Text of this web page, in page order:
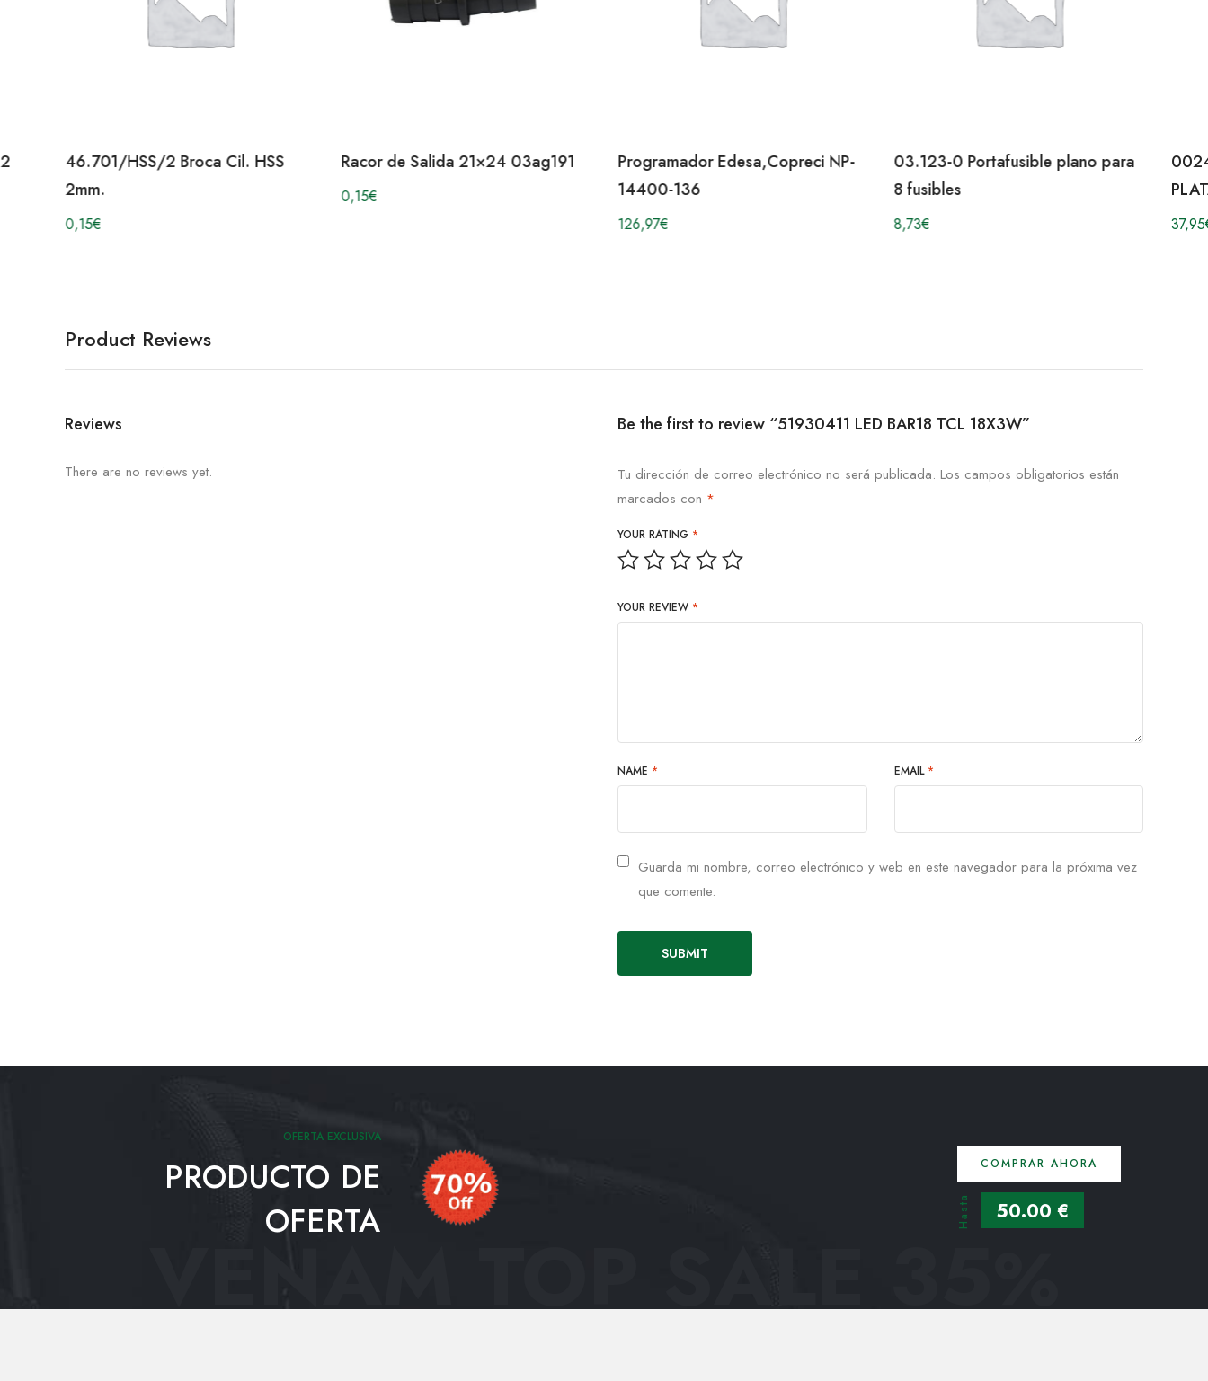
46.701/HSS/2 Broca Cil. HSS
2mm.
0,15€
Racor de Salida 21×24 03ag191
0,15€
Programador Edesa,Copreci NP-
14400-136
126,97€
03.123-0 Portafusible plano para
8 fusibles
8,73€ 37,95
Product Reviews
Reviews
There are no reviews yet.
Be the first to review “51930411 LED BAR18 TCL 18X3W”
Tu dirección de correo electrónico no será publicada. Los campos obligatorios están
marcados con *
YOUR RATING *
YOUR REVIEW *
NAME * EMAIL *
Guarda mi nombre, correo electrónico y web en este navegador para la próxima vez
que comente.
OFERTA EXCLUSIVA
PRODUCTO DE
OFERTA
COMPRAR AHORA
Hasta 50.00 €
VENAM TOP SALE 35%